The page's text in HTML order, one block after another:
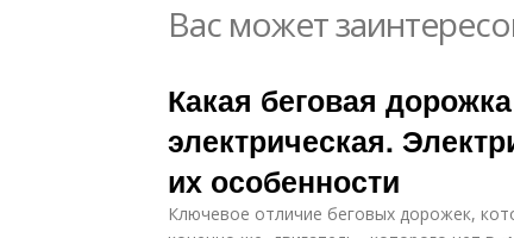
Вас может
Какая беговая
электрическая.
их особенности
Ключевое отличие беговых дорожек,